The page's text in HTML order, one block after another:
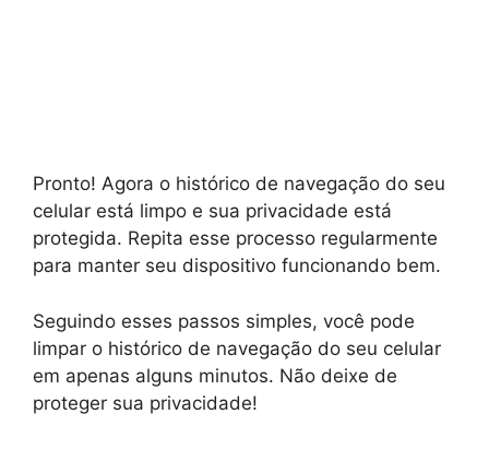
Pronto! Agora o histórico de navegação do seu
celular está limpo e sua privacidade está
protegida. Repita esse processo regularmente
para manter seu dispositivo funcionando bem.
Seguindo esses passos simples, você pode
limpar o histórico de navegação do seu celular
em apenas alguns minutos. Não deixe de
proteger sua privacidade!